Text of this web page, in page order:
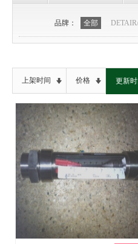
品牌： 全部
上架时间 价格 更新